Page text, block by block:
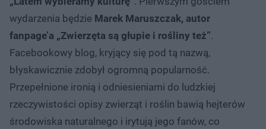
wydarzenia będzie Marek Maruszczak, autor
fanpage’a „Zwierzęta są głupie i rośliny też”.
Facebookowy blog, kryjący się pod tą nazwą,
błyskawicznie zdobył ogromną popularność.
Przepełnione ironią i odniesieniami do ludzkiej
rzeczywistości opisy zwierząt i roślin bawią hejterów
środowiska naturalnego i irytują jego fanów, co